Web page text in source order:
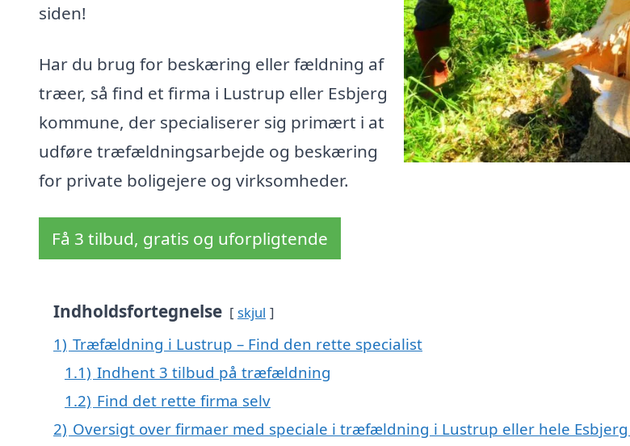
siden!
Har du brug for beskæring eller fældning af
træer, så find et firma i Lustrup eller Esbjerg
kommune, der specialiserer sig primært i at
udføre træfældningsarbejde og beskæring
for private boligejere og virksomheder.
Få 3 tilbud, gratis og uforpligtende
Indholdsfortegnelse skjul
1) Træfældning i Lustrup – Find den rette specialist
1.1) Indhent 3 tilbud på træfældning
1.2) Find det rette firma selv
2) Oversigt over firmaer med speciale i træfældning i Lustrup eller hele